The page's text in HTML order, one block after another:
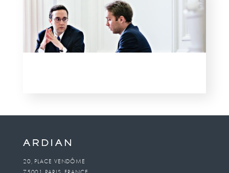
20, PLACE VENDÔME